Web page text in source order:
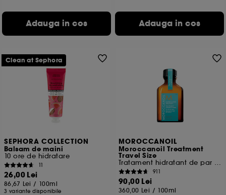
Adauga in cos Adauga in cos
SEPHORA COLLECTION
Balsam de maini
10 ore de hidratare
11
26,00 Lei
86,67 Lei / 100ml
3 variante disponibile
Clean at Sephora
MOROCCANOIL
Moroccanoil Treatment
Travel Size
Tratament hidratant de par pentru netezire
911
90,00 Lei
360,00 Lei / 100ml